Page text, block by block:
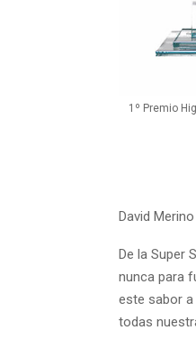
1º Premio
David
De la Super
nunca para
este sabor
todas